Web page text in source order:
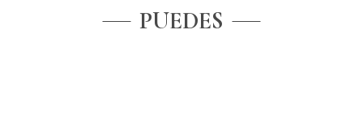
PUEDES